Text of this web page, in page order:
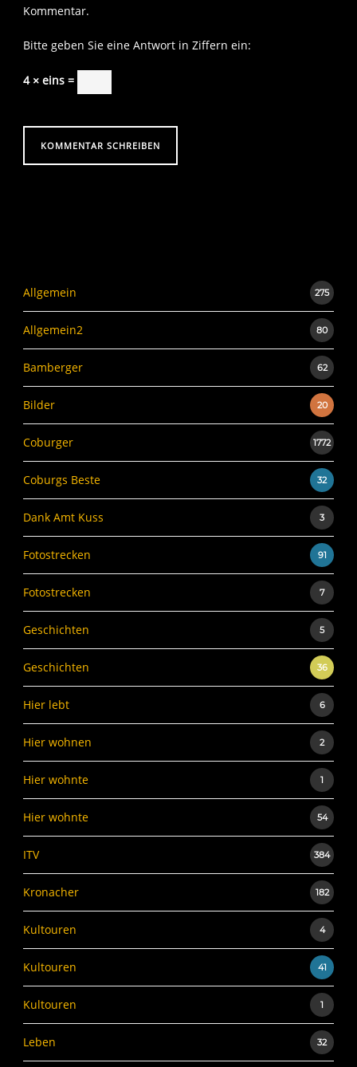
Kommentar.
Bitte geben Sie eine Antwort in Ziffern ein:
4 × eins =
Allgemein 275
Allgemein2 80
Bamberger 62
Bilder 20
Coburger 1772
Coburgs Beste 32
Dank Amt Kuss 3
Fotostrecken 91
Fotostrecken 7
Geschichten 5
Geschichten 36
Hier lebt 6
Hier wohnen 2
Hier wohnte 1
Hier wohnte 54
ITV 384
Kronacher 182
Kultouren 4
Kultouren 41
Kultouren 1
Leben 32